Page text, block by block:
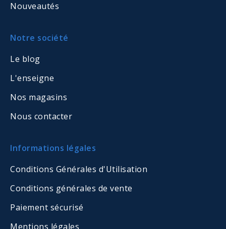
Nouveautés
Notre société
Le blog
L'enseigne
Nos magasins
Nous contacter
Informations légales
Conditions Générales d'Utilisation
Conditions générales de vente
Paiement sécurisé
Mentions légales